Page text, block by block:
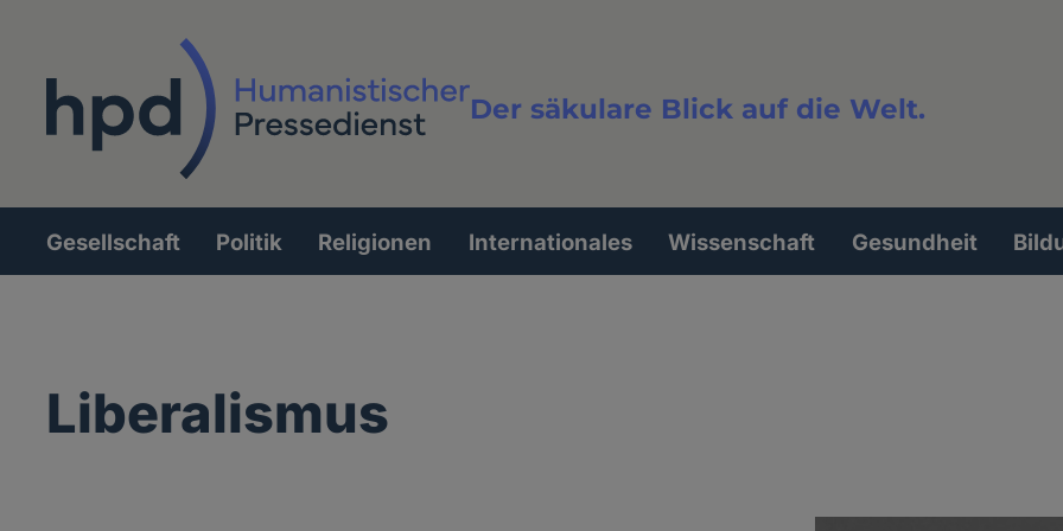
Der säkulare Blick auf die Welt.
Volltextsuche
Hauptnavigation
Gesellschaft Politik Religionen Internationales Wissenschaft Gesundheit
Liberalismus